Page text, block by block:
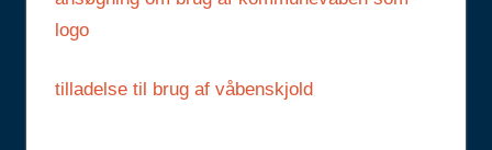
logo
tilladelse til brug af våbenskjold